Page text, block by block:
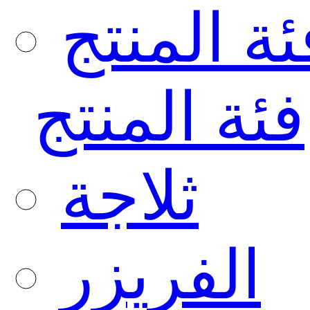
المنتج
فئة المنتج
ثلاجة
الفريزر